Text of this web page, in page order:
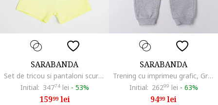
SARABANDA
Set de tricou si pantaloni scurti din amestec de bumbac - 2 piese, Verde pal/Alb optic
Initial: 34774lei - 53%
15999lei
SARABANDA
Trening cu imprimeu grafic, Gri melange/Roz
Initial: 26299 lei - 63%
9499lei